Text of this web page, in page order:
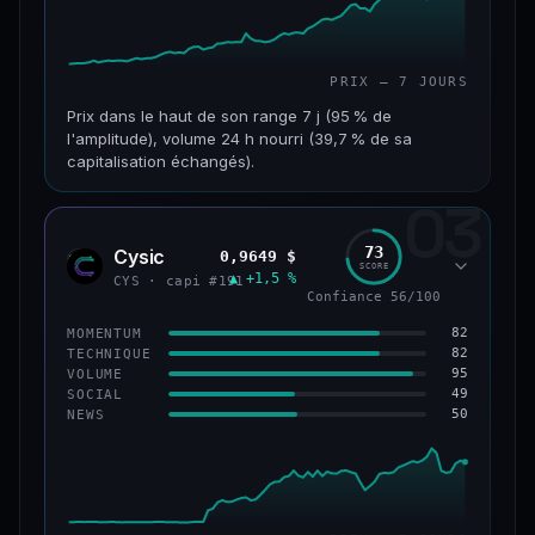
PRIX — 7 JOURS
Prix dans le haut de son range 7 j (95 % de
l'amplitude), volume 24 h nourri (39,7 % de sa
capitalisation échangés).
CAP. MARCHÉ VOLUME 24 H
VAR. 7 J VAR. 30 J
+203,1 %
VS ATH
−86,3 % #235
CONFIANCE 67/100
03
CYS Cysic
CYS · capi #191
0,9649 $
▲ +1,5 %
73
SCORE
Confiance 56/100
MOMENTUM 82
TECHNIQUE 82
VOLUME 95
SOCIAL 49
NEWS 50